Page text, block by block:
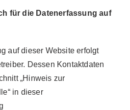
für die Datenerfassung auf
auf dieser Website erfolgt
Dessen Kontaktdaten
„Hinweis zur
in dieser